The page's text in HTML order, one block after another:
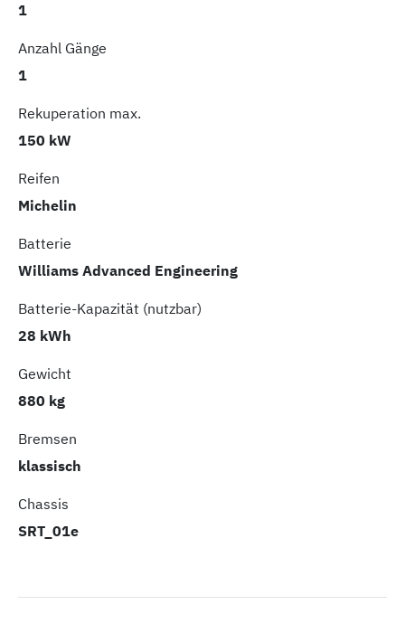
1
Anzahl Gänge
1
Rekuperation max.
150 kW
Reifen
Michelin
Batterie
Williams Advanced Engineering
Batterie-Kapazität (nutzbar)
28 kWh
Gewicht
880 kg
Bremsen
klassisch
Chassis
SRT_01e